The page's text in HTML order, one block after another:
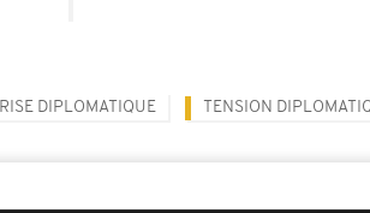
DIPLOMATIQUE TENSION